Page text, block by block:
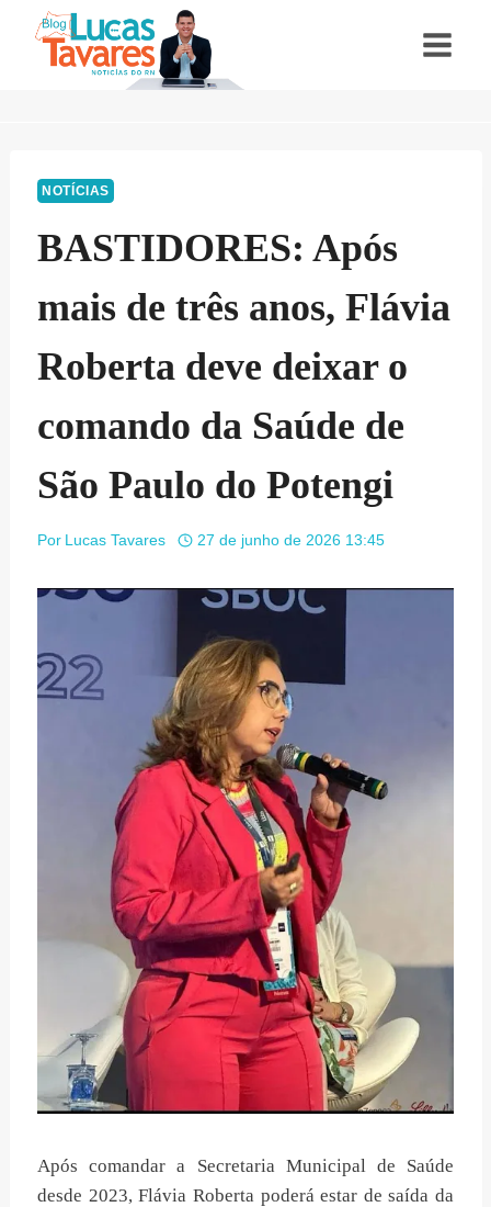
NOTÍCIAS
BASTIDORES: Após
mais de três anos, Flávia
Roberta deve deixar o
comando da Saúde de
São Paulo do Potengi
Por Lucas Tavares 27 de junho de 2026 13:45
Após comandar a Secretaria Municipal de Saúde
desde 2023, Flávia Roberta poderá estar de saída da